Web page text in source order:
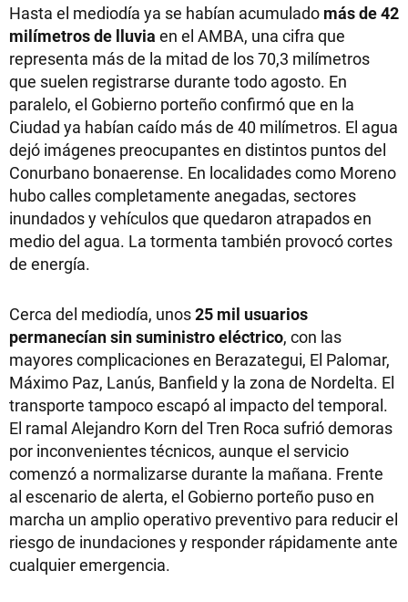
Hasta el mediodía ya se habían acumulado más de 42
milímetros de lluvia en el AMBA, una cifra que
representa más de la mitad de los 70,3 milímetros
que suelen registrarse durante todo agosto. En
paralelo, el Gobierno porteño confirmó que en la
Ciudad ya habían caído más de 40 milímetros. El agua
dejó imágenes preocupantes en distintos puntos del
Conurbano bonaerense. En localidades como Moreno
hubo calles completamente anegadas, sectores
inundados y vehículos que quedaron atrapados en
medio del agua. La tormenta también provocó cortes
de energía.
Cerca del mediodía, unos25 mil usuarios
permanecían sin suministro eléctrico, con las
mayores complicaciones en Berazategui, El Palomar,
Máximo Paz, Lanús, Banfield y la zona de Nordelta. El
transporte tampoco escapó al impacto del temporal.
El ramal Alejandro Korn del Tren Roca sufrió demoras
por inconvenientes técnicos, aunque el servicio
comenzó a normalizarse durante la mañana. Frente
al escenario de alerta, el Gobierno porteño puso en
marcha un amplio operativo preventivo para reducir el
riesgo de inundaciones y responder rápidamente ante
cualquier emergencia.